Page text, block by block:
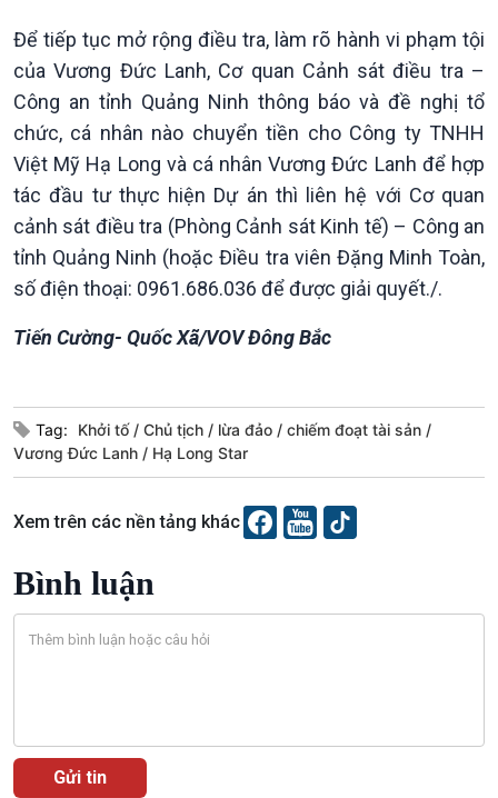
Xã hội
Tin Đời sống & Xã hội
360 độ Sức khỏe
Chuyển đổi Xanh
Chuyên gia của bạn
Khoa học & Công nghệ
Tin Khoa học & Công nghệ
Kết nối công nghệ
Sống chung với biến đổi
Văn hoá & Du lịch
Tin Văn hoá & Du lịch
Chát với người nổi tiếng
Để tiếp tục mở rộng điều tra, làm rõ hành vi phạm tội
của Vương Đức Lanh, Cơ quan Cảnh sát điều tra –
Công an tỉnh Quảng Ninh thông báo và đề nghị tổ
chức, cá nhân nào chuyển tiền cho Công ty TNHH
Việt Mỹ Hạ Long và cá nhân Vương Đức Lanh để hợp
tác đầu tư thực hiện Dự án thì liên hệ với Cơ quan
cảnh sát điều tra (Phòng Cảnh sát Kinh tế) – Công an
tỉnh Quảng Ninh (hoặc Điều tra viên Đặng Minh Toàn,
số điện thoại: 0961.686.036 để được giải quyết./.
Tiến Cường- Quốc Xã/VOV Đông Bắc
Tag: Khởi tố Chủ tịch lừa đảo
chiếm đoạt tài sản
Vương Đức Lanh
Hạ Long Star
Xem trên các nền tảng khác
Bình luận